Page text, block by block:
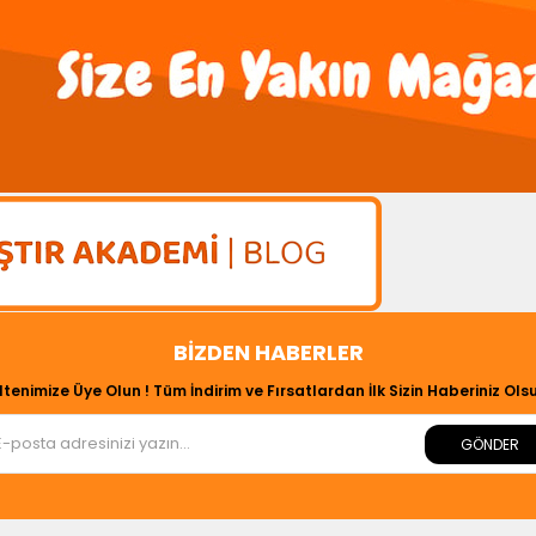
BIZDEN HABERLER
Üye Olun ! Tüm İndirim ve Fırsatlardan İlk Sizin Haberiniz
GÖNDER